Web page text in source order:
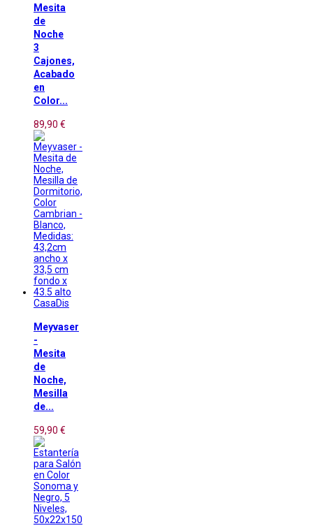
Mesita
de
Noche
3
Cajones,
Acabado
en
Color...
89,90 €
CasaDis
Meyvaser
-
Mesita
de
Noche,
Mesilla
de...
59,90 €